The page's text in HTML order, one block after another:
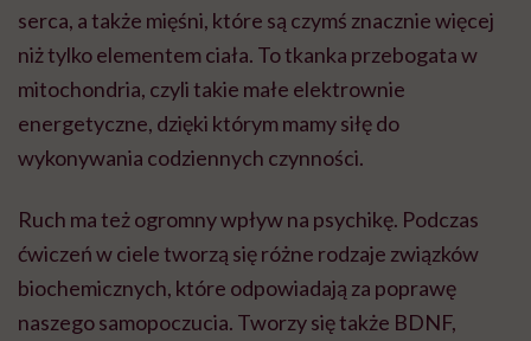
serca, a także mięśni, które są czymś znacznie więcej
niż tylko elementem ciała. To tkanka przebogata w
mitochondria, czyli takie małe elektrownie
energetyczne, dzięki którym mamy siłę do
wykonywania codziennych czynności.
Ruch ma też ogromny wpływ na psychikę. Podczas
ćwiczeń w ciele tworzą się różne rodzaje związków
biochemicznych, które odpowiadają za poprawę
naszego samopoczucia. Tworzy się także BDNF,